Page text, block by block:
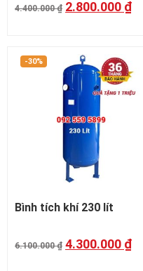
4.400.000₫ 2.800.000 ₫
-30%
Bình tích khí 230 lít
6.100.000₫ 4.300.000 ₫